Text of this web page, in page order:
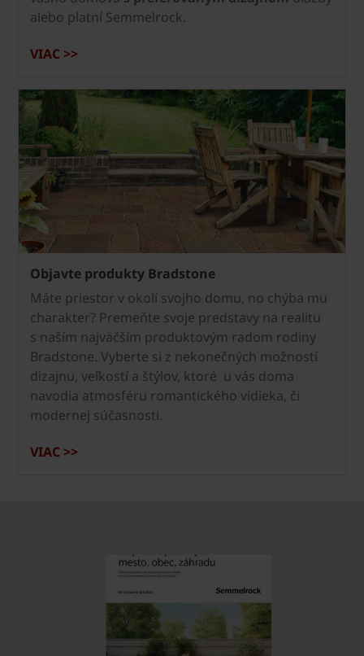
alebo platní Semmelrock.
VIAC >>
Objavte produkty Bradstone
Máte priestor v okolí svojho domu, no chýba mu
charakter? Premeňte svoje predstavy na realitu
s naším najväčším produktovým radom rodiny
Bradstone. Vyberte si z nekonečných možností
dizajnu, veľkostí a štýlov, ktoré u vás doma
navodia atmosféru romantického vidieka, či
modernej súčasnosti.
VIAC >>